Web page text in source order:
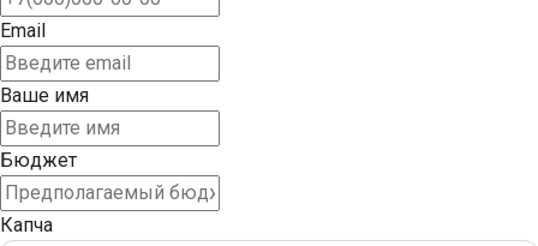
Email
Ваше имя
Бюджет
Капча